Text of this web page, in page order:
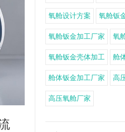
氧舱设计方案 氧舱钣
氧舱钣金加工厂家 氧
氧舱钣金壳体加工 舱
舱体钣金加工厂家 高
高压氧舱厂家